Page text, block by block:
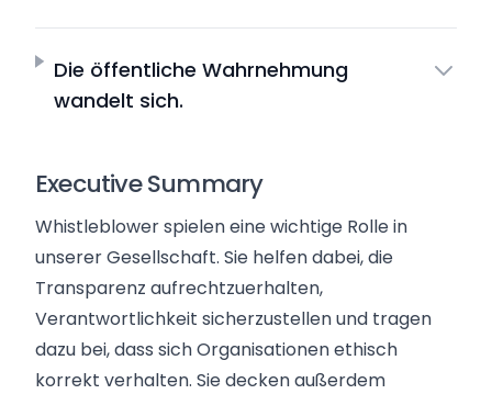
Die öffentliche Wahrnehmung
wandelt sich.
Executive Summary
Whistleblower spielen einewichtige Rollein
unserer Gesellschaft. Sie helfen dabei, die
Transparenz aufrechtzuerhalten,
Verantwortlichkeit sicherzustellen und tragen
dazu bei, dass sich Organisationen ethisch
korrekt verhalten. Sie decken außerdem